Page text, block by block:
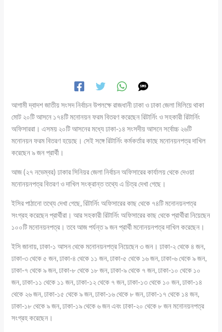
আগামী দ্বাদশ জাতীয় সংসদ নির্বাচন উপলক্ষে রাজধানী ঢাকা ও ঢাকা জেলা মিলিয়ে থাকা
মোট ২০টি আসনে ১৭৪টি মনোনয়ন ফরম বিতরণ করেছেন রিটার্নিং ও সহকারী রিটার্নিং
অফিসাররা। এসময় ২০টি আসনের মধ্যে ঢাকা-১৪ সংসদীয় আসনে সর্বোচ্চ ২৬টি
মনোনয়ন ফরম বিতরণ হয়েছে। সেই সঙ্গে রিটার্নিং কর্মকর্তার কাছে মনোনয়নপত্র দাখিল
করেছেন ৯ জন প্রার্থী।
আজ (২৭ নভেম্বর) ঢাকার সিনিয়র জেলা নির্বাচন অফিসারের কার্যালয় থেকে দেওয়া
মনোনয়নপত্র বিতরণ ও দাখিল সংক্রান্ত তথ্যে এ চিত্র দেখা গেছে।
ইসির পাঠানো তথ্যে দেখা গেছে, রিটার্নিং অফিসারের কাছ থেকে ৭৪টি মনোনয়নপত্র
সংগ্রহ করেছেন প্রার্থীরা। আর সহকারী রিটার্নিং অফিসারের কাছ থেকে প্রার্থীরা নিয়েছেন
১০০টি মনোনয়নপত্র। তবে আজ পর্যন্ত ৯ জন প্রার্থী মনোনয়নপত্র দাখিল করেছেন।
ইসি জানায়, ঢাকা-১ আসন থেকে মনোনয়নপত্র নিয়েছেন ৩ জন। ঢাকা-২ থেকে ৪ জন,
ঢাকা-৩ থেকে ৫ জন, ঢাকা-৪ থেকে ১১ জন, ঢাকা-৫ থেকে ১৬ জন, ঢাকা-৬ থেকে ৯ জন,
ঢাকা-৭ থেকে ৯ জন, ঢাকা-৮ থেকে ১৮ জন, ঢাকা-৯ থেকে ৭ জন, ঢাকা-১০ থেকে ১০
জন, ঢাকা-১১ থেকে ১১ জন, ঢাকা-১২ থেকে ৭ জন, ঢাকা-১৩ থেকে ১০ জন, ঢাকা-১৪
থেকে ২৬ জন, ঢাকা-১৫ থেকে ৯ জন, ঢাকা-১৬ থেকে ৮ জন, ঢাকা-১৭ থেকে ১৪ জন,
ঢাকা-১৮ থেকে ৯ জন, ঢাকা-১৯ থেকে ৬ জন এবং ঢাকা-২০ থেকে ৮ জন মনোনয়নপত্র
সংগ্রহ করেছেন।